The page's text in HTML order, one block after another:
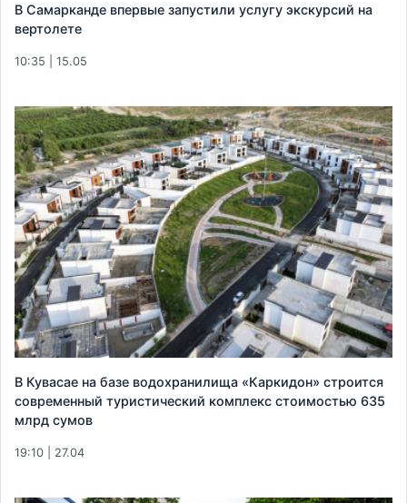
В Самарканде впервые запустили услугу экскурсий на
вертолете
10:35 | 15.05
В Кувасае на базе водохранилища «Каркидон» строится
современный туристический комплекс стоимостью 635
млрд сумов
19:10 | 27.04